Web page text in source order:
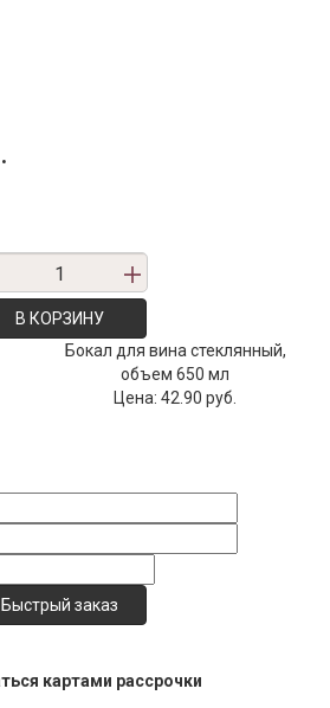
В КОРЗИНУ
Бокал для вина стеклянный,
объем 650 мл
Цена:42.90 руб.
картами рассрочки